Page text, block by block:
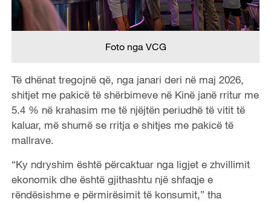
Foto nga VCG
Të dhënat tregojnë që, nga janari deri në maj 2026,
shitjet me pakicë të shërbimeve në Kinë janë rritur me
5.4 % në krahasim me të njëjtën periudhë të vitit të
kaluar, më shumë se rritja e shitjes me pakicë të
mallrave.
“Ky ndryshim është përcaktuar nga ligjet e zhvillimit
ekonomik dhe është gjithashtu një shfaqje e
rëndësishme e përmirësimit të konsumit,” tha